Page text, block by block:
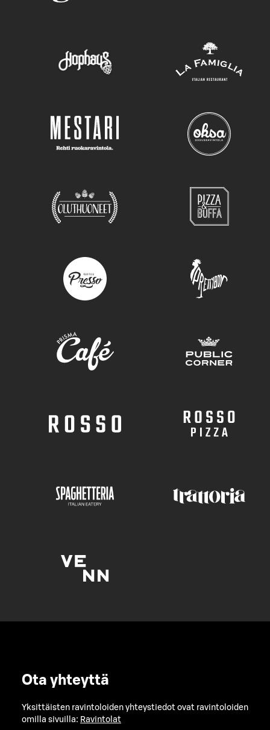
Ota yhteyttä
Yksittäisten ravintoloiden yhteystiedot ovat ravintoloiden
omilla sivuilla: Ravintolat